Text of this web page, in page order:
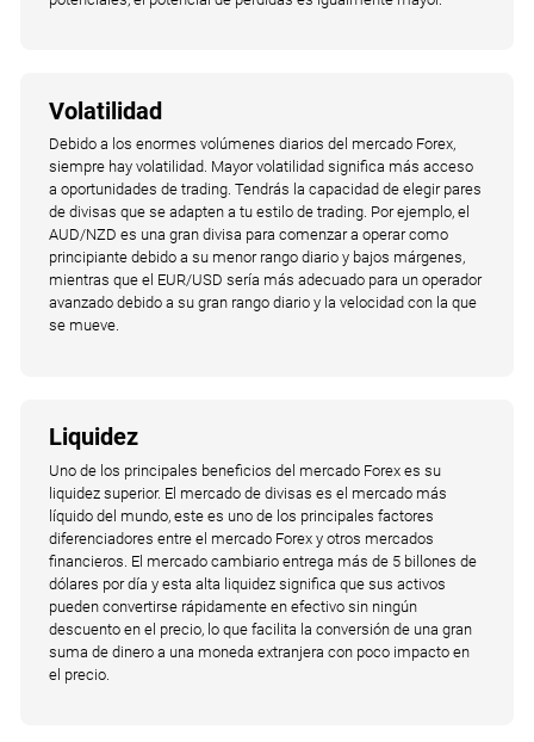
Volatilidad
Debido a los enormes volúmenes diarios del mercado Forex,
siempre hay volatilidad. Mayor volatilidad significa más acceso
a oportunidades de trading. Tendrás la capacidad de elegir pares
de divisas que se adapten a tu estilo de trading. Por ejemplo, el
AUD/NZD es una gran divisa para comenzar a operar como
principiante debido a su menor rango diario y bajos márgenes,
mientras que el EUR/USD sería más adecuado para un operador
avanzado debido a su gran rango diario y la velocidad con la que
se mueve.
Liquidez
Uno de los principales beneficios del mercado Forex es su
liquidez superior. El mercado de divisas es el mercado más
líquido del mundo, este es uno de los principales factores
diferenciadores entre el mercado Forex y otros mercados
financieros. El mercado cambiario entrega más de 5 billones de
dólares por día y esta alta liquidez significa que sus activos
pueden convertirse rápidamente en efectivo sin ningún
descuento en el precio, lo que facilita la conversión de una gran
suma de dinero a una moneda extranjera con poco impacto en
el precio.